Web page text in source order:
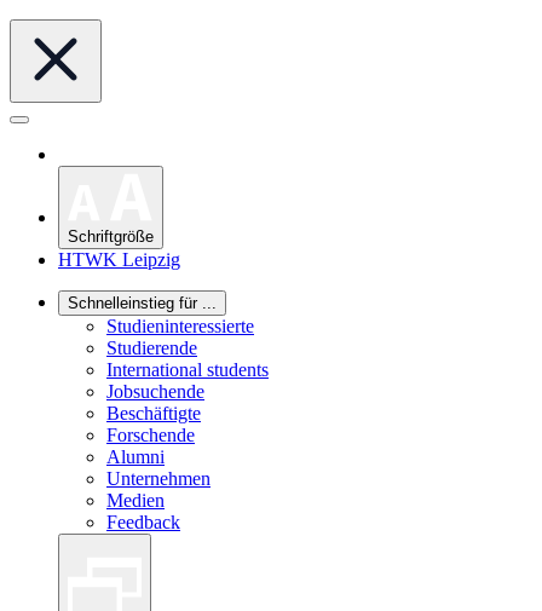
Schriftgröße
HTWK Leipzig
Schnelleinstieg für ...
Studieninteressierte
Studierende
International students
Jobsuchende
Beschäftigte
Forschende
Alumni
Unternehmen
Medien
Feedback